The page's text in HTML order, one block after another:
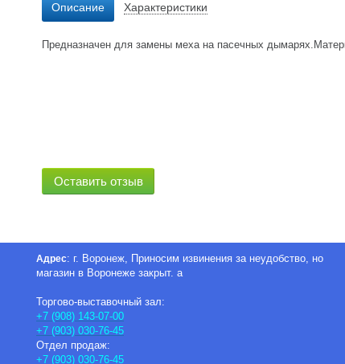
Описание Характеристики
Предназначен для замены меха на пасечных
Оставить отзыв
Адрес: г. Воронеж, Приносим извинения за неудобство, но
магазин в Воронеже закрыт. а
Торгово-выставочный зал:
+7 (908) 143-07-00
+7 (903) 030-76-45
Отдел продаж:
+7 (903) 030-76-45